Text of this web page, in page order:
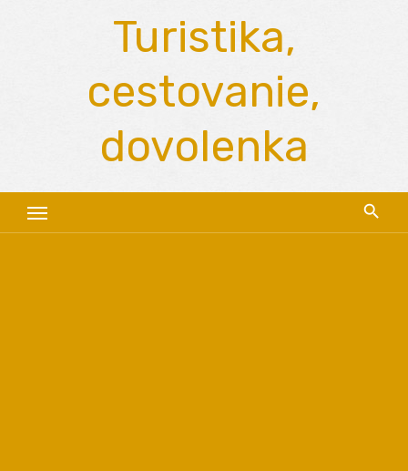
Turistika,
cestovanie,
dovolenka